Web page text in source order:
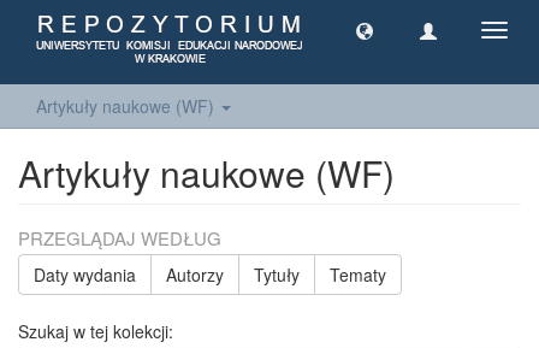
Artykuły naukowe (WF)
Artykuły naukowe (WF)
PRZEGLĄDAJ WEDŁUG
Daty wydania Autorzy Tytuły Tematy
Szukaj w tej kolekcji: